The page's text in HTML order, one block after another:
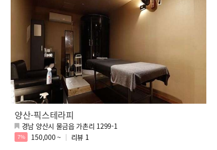
양산-픽스테라피
경남 양산시 물금읍 가촌리 1299-1
7% 150,000 ~ 리뷰 1